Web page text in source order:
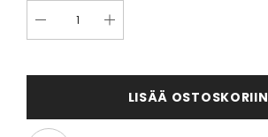
LISÄÄ OSTOSKORIIN